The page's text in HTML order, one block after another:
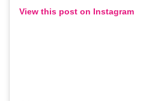
View this post on Instagram